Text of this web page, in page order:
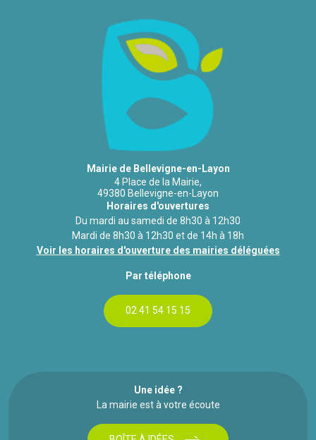
Mairie de Bellevigne-en-Layon
4 Place de la Mairie,
49380 Bellevigne-en-Layon
Horaires d'ouvertures
Du mardi au samedi de 8h30 à 12h30
Mardi de 8h30 à 12h30 et de 14h à 18h
Voir les horaires d'ouverture des mairies déléguées
Par téléphone
02 41 54 15 15
Une idée ?
La mairie est à votre écoute